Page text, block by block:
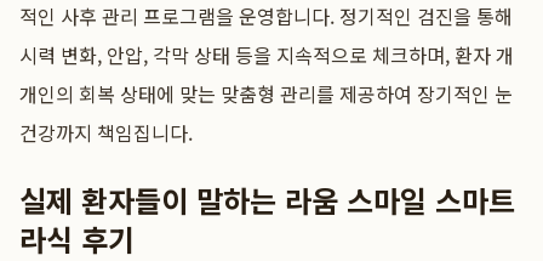
적인 사후 관리 프로그램을 운영합니다. 정기적인 검진을 통해
시력 변화, 안압, 각막 상태 등을 지속적으로 체크하며, 환자 개
개인의 회복 상태에 맞는 맞춤형 관리를 제공하여 장기적인 눈
건강까지 책임집니다.
실제 환자들이 말하는 라움 스마일 스마트
라식 후기